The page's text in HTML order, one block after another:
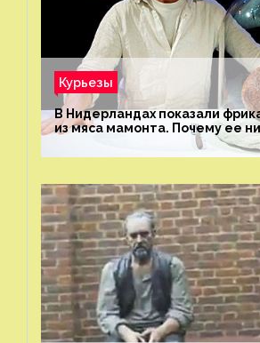
Курьезы
В Нидерландах показали
из мяса мамонта. Почему ее